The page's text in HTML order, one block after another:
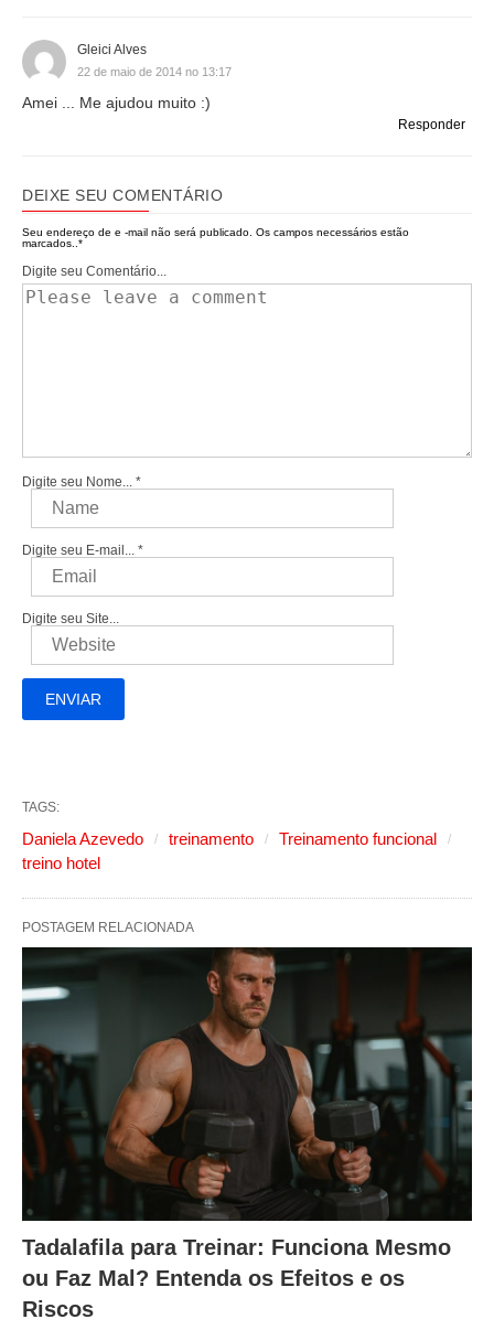
Gleici Alves
22 de maio de 2014 no 13:17
Amei ... Me ajudou muito :)
Responder
DEIXE SEU COMENTÁRIO
Seu endereço de e -mail não será publicado. Os campos necessários estão
marcados.. *
Digite seu Comentário...
Digite seu Nome... *
Digite seu E-mail... *
Digite seu Site...
TAGS:
Daniela Azevedo treinamento
Treinamento funcional
treino hotel
POSTAGEM RELACIONADA
Tadalafila para Treinar: Funciona Mesmo
ou Faz Mal? Entenda os Efeitos e os
Riscos